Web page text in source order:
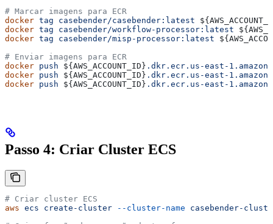
# Marcar imagens para ECR
docker tag casebender/casebender:latest ${
docker tag casebender/workflow-processor:latest ${
docker tag casebender/misp-processor:latest ${
# Enviar imagens para ECR
docker push ${ AWS_ACCOUNT_ID } .dkr.ecr.us-east-
docker push ${ AWS_ACCOUNT_ID } .dkr.ecr.us-east-
docker push ${ AWS_ACCOUNT_ID } .dkr.ecr.us-east-
Passo 4: Criar Cluster ECS
# Criar cluster ECS
aws ecs create-cluster --cluster-name casebender-